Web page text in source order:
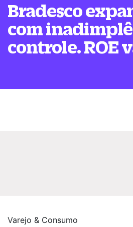
Bradesco
com
controle. ROE
Varejo & Consumo